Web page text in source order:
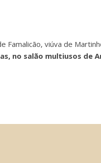
Famalicão, viúva de
no salão multiusos de